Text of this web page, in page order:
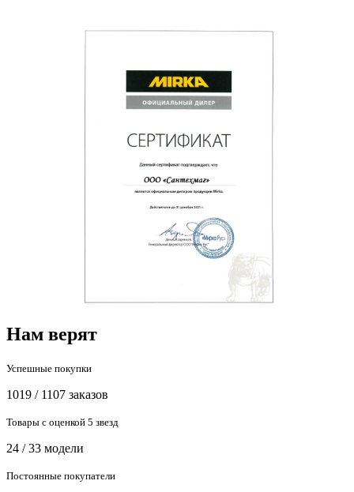
Нам верят
Успешные покупки
1019 / 1107 заказов
Товары с оценкой 5 звезд
24 / 33 модели
Постоянные покупатели